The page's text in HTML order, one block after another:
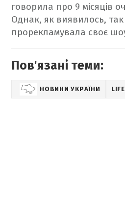
говорила про 9 місяців
Однак, як виявилось,
прорекламувала своє
Пов'язані теми:
НОВИНИ УКРАЇНИ